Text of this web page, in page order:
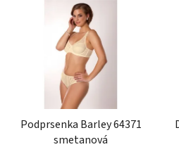
Podprsenka Barley 64371
smetanová